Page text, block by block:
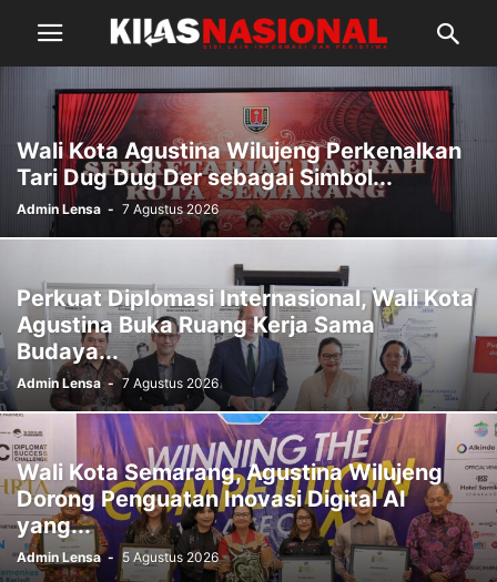
Wali Kota Agustina Wilujeng Perkenalkan
Tari Dug Dug Der sebagai Simbol...
Admin Lensa - 7 Agustus 2026
Perkuat Diplomasi Internasional, Wali Kota
Agustina Buka Ruang Kerja Sama
Budaya...
Admin Lensa - 7 Agustus 2026
Wali Kota Semarang, Agustina Wilujeng
Dorong Penguatan Inovasi Digital AI
yang...
Admin Lensa - 5 Agustus 2026